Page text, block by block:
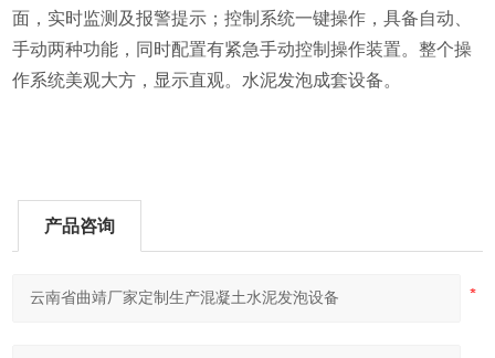
面，实时监测及报警提示；控制系统一键操作，具备自动、
手动两种功能，同时配置有紧急手动控制操作装置。整个操
作系统美观大方，显示直观。水泥发泡成套设备。
产品咨询